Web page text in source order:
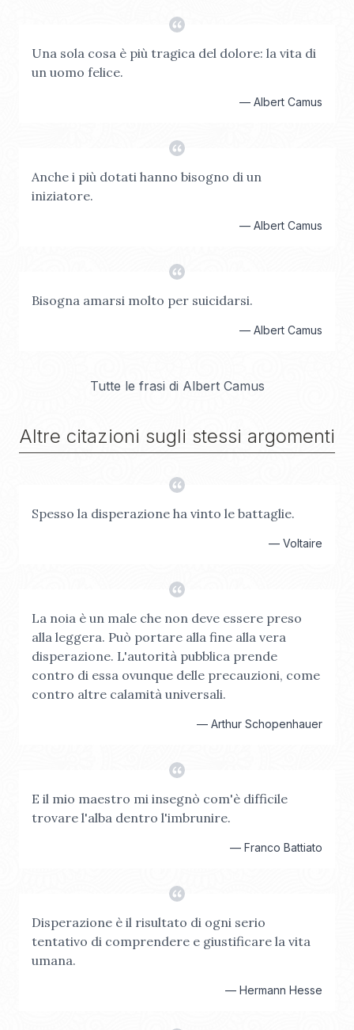
Una sola cosa è più tragica del dolore: la vita di
un uomo felice.
— Albert Camus
Anche i più dotati hanno bisogno di un
iniziatore.
— Albert Camus
Bisogna amarsi molto per suicidarsi.
— Albert Camus
Tutte le frasi di Albert Camus
Altre citazioni sugli stessi argomenti
Spesso la disperazione ha vinto le battaglie.
— Voltaire
La noia è un male che non deve essere preso
alla leggera. Può portare alla fine alla vera
disperazione. L'autorità pubblica prende
contro di essa ovunque delle precauzioni, come
contro altre calamità universali.
— Arthur Schopenhauer
E il mio maestro mi insegnò com'è difficile
trovare l'alba dentro l'imbrunire.
— Franco Battiato
Disperazione è il risultato di ogni serio
tentativo di comprendere e giustificare la vita
umana.
— Hermann Hesse